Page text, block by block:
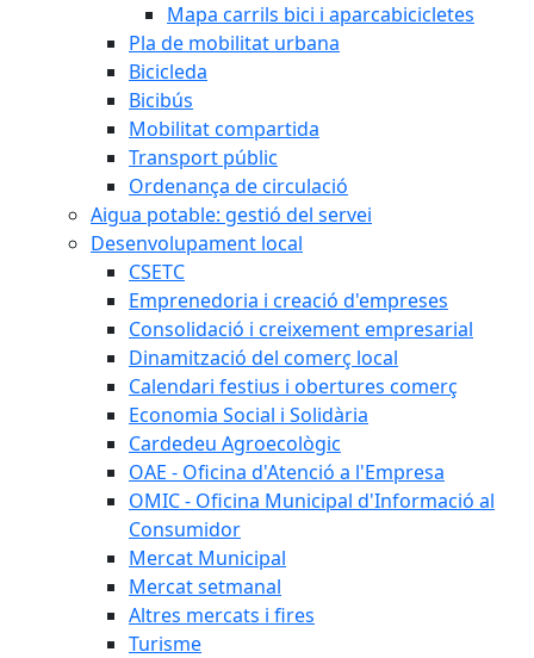
Mapa carrils bici i aparcabicicletes
Pla de mobilitat urbana
Bicicleda
Bicibús
Mobilitat compartida
Transport públic
Ordenança de circulació
Aigua potable: gestió del servei
Desenvolupament local
CSETC
Emprenedoria i creació d'empreses
Consolidació i creixement empresarial
Dinamització del comerç local
Calendari festius i obertures comerç
Economia Social i Solidària
Cardedeu Agroecològic
OAE - Oficina d'Atenció a l'Empresa
OMIC - Oficina Municipal d'Informació al
Consumidor
Mercat Municipal
Mercat setmanal
Altres mercats i fires
Turisme